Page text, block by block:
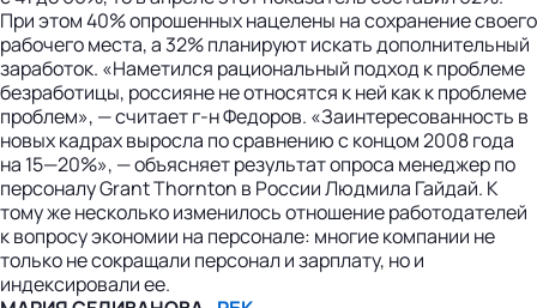
При этом 40% опрошенных нацелены на сохранение своего
рабочего места, а 32% планируют искать дополнительный
заработок. «Наметился рациональный подход к проблеме
безработицы, россияне не относятся к ней как к проблеме
проблем», — считает г-н Федоров. «Заинтересованность в
новых кадрах выросла по сравнению с концом 2008 года
на 15—20%», — объясняет результат опроса менеджер по
персоналу Grant Thornton в России Людмила Гайдай. К
тому же несколько изменилось отношение работодателей
к вопросу экономии на персонале: многие компании не
только не сокращали персонал и зарплату, но и
индексировали ее.